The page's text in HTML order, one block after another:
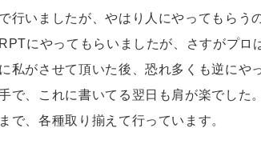
行いましたが、やはり人にやってもらう
にやってもらいましたが、さすがプロ
私がさせて頂いた後、恐れ多くも逆にや
で、これに書いてる翌日も肩が楽でした
で、各種取り揃えて行っています。